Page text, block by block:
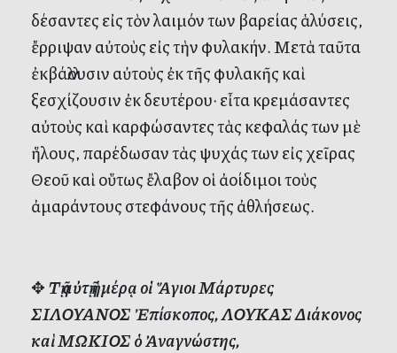
δέσαντες εἰς τὸν λαιμόν των βαρείας ἁλύσεις,
ἔρριψαν αὐτοὺς εἰς τὴν φυλακήν. Μετὰ ταῦτα
ἐκβάλλουσιν αὐτοὺς ἐκ τῆς φυλακῆς καὶ
ξεσχίζουσιν ἐκ δευτέρου· εἶτα κρεμάσαντες
αὐτοὺς καὶ καρφώσαντες τὰς κεφαλάς των μὲ
ἥλους, παρέδωσαν τὰς ψυχάς των εἰς χεῖρας
Θεοῦ καὶ οὕτως ἔλαβον οἱ ἀοίδιμοι τοὺς
ἀμαράντους στεφάνους τῆς ἀθλήσεως.
✥Τῇ αὐτῇ ἡμέρᾳ οἱ Ἅγιοι Μάρτυρες
ΣΙΛΟΥΑΝΟΣ Ἐπίσκοπος, ΛΟΥΚΑΣ Διάκονος
καὶ ΜΩΚΙΟΣ ὁ Ἀναγνώστης,